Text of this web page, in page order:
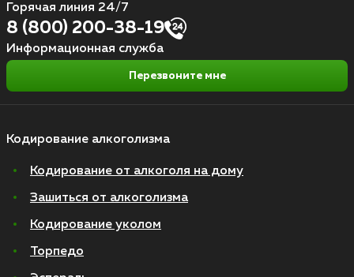
Кодирование алкоголизма
Кодирование от алкоголя на дому
Зашиться от алкоголизма
Кодирование уколом
Торпедо
Горячая линия 24/7
8 (800) 200-38-19
Информационная служба
Перезвоните мне